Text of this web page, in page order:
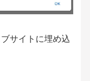
サイトに埋め込